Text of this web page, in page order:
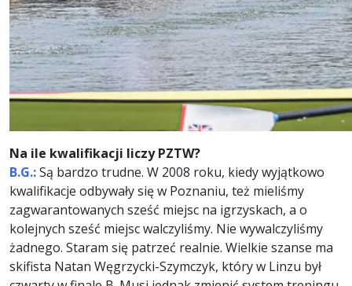
Na ile kwalifikacji liczy PZTW?
B.G.:Są bardzo trudne. W 2008 roku, kiedy wyjątkowo
kwalifikacje odbywały się w Poznaniu, też mieliśmy
zagwarantowanych sześć miejsc na igrzyskach, a o
kolejnych sześć miejsc walczyliśmy. Nie wywalczyliśmy
żadnego. Staram się patrzeć realnie. Wielkie szanse ma
skifista Natan Węgrzycki-Szymczyk, który w Linzu był